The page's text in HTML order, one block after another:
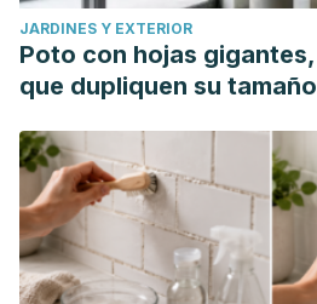
JARDINES Y EXTERIOR
Poto con hojas
que dupliquen su